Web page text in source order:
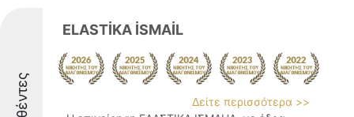
ELASTİKA İSMAİL
Δείτε περισσότερα >>